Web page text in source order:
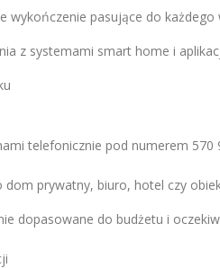
wykończenie pasujące do każdego
z systemami smart home i
telefonicznie pod numerem 570
dom prywatny, biuro, hotel czy
dopasowane do budżetu i